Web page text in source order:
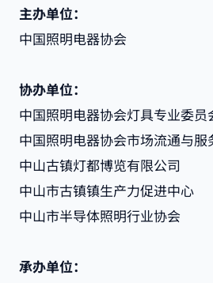
主办单位：
中国照明电器协会
协办单位：
中国照明电器协会灯具专业委员
中国照明电器协会市场流通与服
中山古镇灯都博览有限公司
中山市古镇镇生产力促进中心
中山市半导体照明行业协会
承办单位：